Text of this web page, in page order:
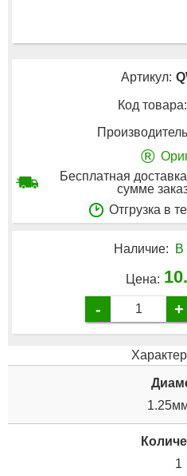
Артикул:
Код товара:
®
Бесплатная
сумме
Отгрузка в
Наличие: В
Цена:
- +
1